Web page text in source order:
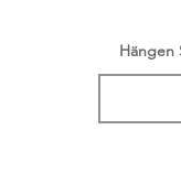
Hängen